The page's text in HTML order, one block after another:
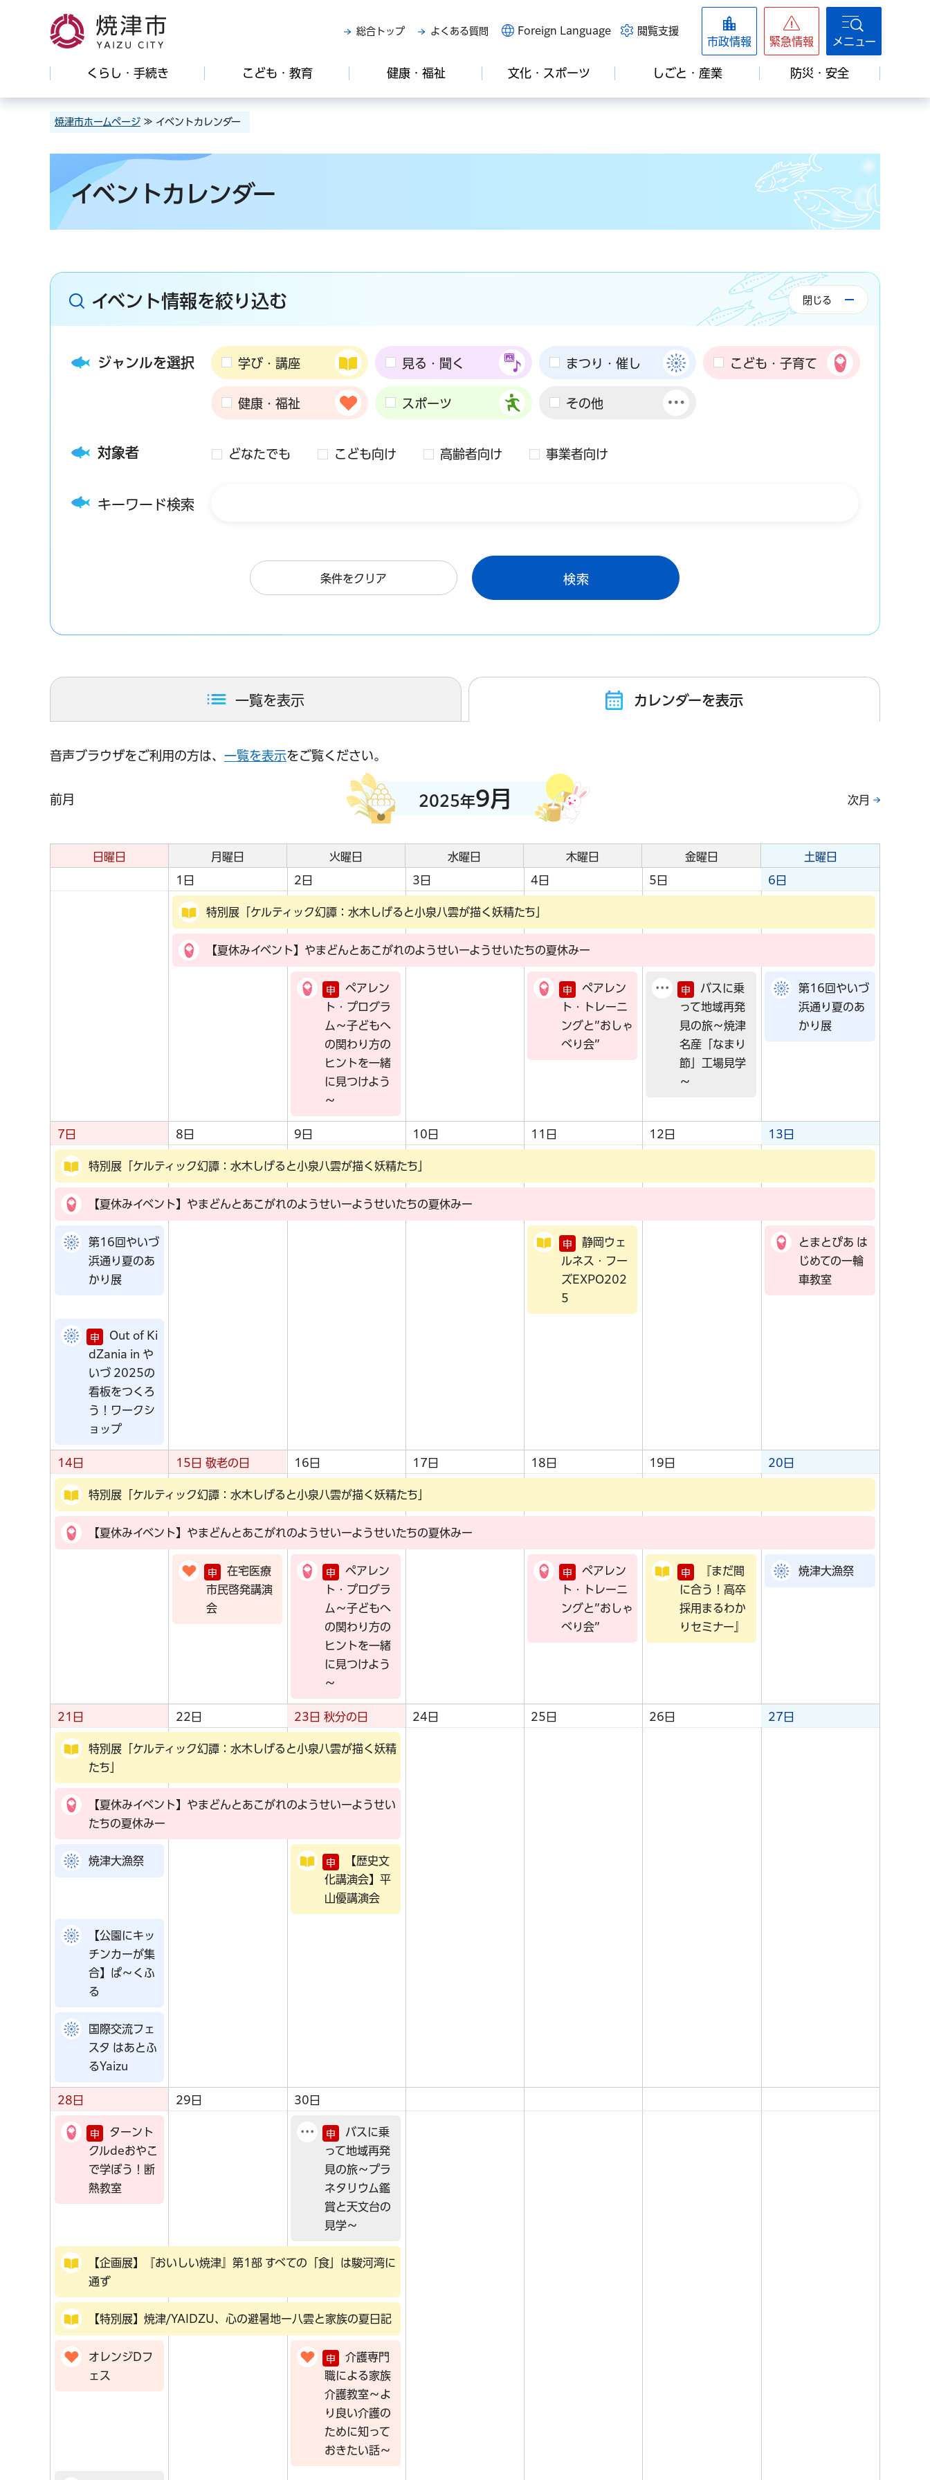
焼津市
総合トップ よくある質問 Foreign Language 閲覧支援
市政情報 緊急情報 メニュー
くらし・手続き こども・教育 健康・福祉 文化・スポーツ しごと・産業 防災・安全
焼津市ホームページ ≫ イベントカレンダー
イベントカレンダー
イベント情報を絞り込む 閉じる
ジャンルを選択 学び・講座 見る・聞く まつり・催し こども・子育て
健康・福祉 スポーツ その他
対象者 どなたでも こども向け 高齢者向け 事業者向け
キーワード検索
条件をクリア
一覧を表示 カレンダーを表示
音声ブラウザをご利用の方は、 一覧を表示をご覧ください。
2025年9月
前月 次月
日曜日 月曜日 火曜日 水曜日 木曜日 金曜日 土曜日
1日 2日 3日 4日 5日 6日
特別展「ケルティック幻譚：水木しげると小泉八雲が描く妖精たち」
【夏休みイベント】やまどんとあこがれのようせいーようせいたちの夏休みー
申
ペアレン
ト・プログラ
ム～子どもへ
の関わり方の
ヒントを一緒
に見つけよう
～
申
ペアレン
ト・トレーニ
ングと”おしゃ
べり会”
申
バスに乗
って地域再発
見の旅～焼津
名産「なまり
節」工場見学
～
第16回やいづ
浜通り夏のあ
かり展
7日 8日 9日 10日 11日 12日 13日
特別展「ケルティック幻譚：水木しげると小泉八雲が描く妖精たち」
【夏休みイベント】やまどんとあこがれのようせいーようせいたちの夏休みー
第16回やいづ
浜通り夏のあ
かり展
申
静岡ウェ
ルネス・フー
ズEXPO202
5
とまとぴあ は
じめての一輪
車教室
申
Out of Ki
dZania in や
いづ 2025の
看板をつくろ
う！ワークシ
ョップ
14日 15日 敬老の日 16日 17日 18日 19日 20日
特別展「ケルティック幻譚：水木しげると小泉八雲が描く妖精たち」
【夏休みイベント】やまどんとあこがれのようせいーようせいたちの夏休みー
申
在宅医療
市民啓発講演
会
申
ペアレン
ト・プログラ
ム～子どもへ
の関わり方の
ヒントを一緒
に見つけよう
～
申
ペアレン
ト・トレーニ
ングと”おしゃ
べり会”
申
『まだ間
に合う！高卒
採用まるわか
りセミナー』
焼津大漁祭
21日 22日 23日 秋分の日 24日 25日 26日 27日
特別展「ケルティック幻譚：水木しげると小泉八雲が描く妖精
たち」
【夏休みイベント】やまどんとあこがれのようせいーようせい
たちの夏休みー
焼津大漁祭 申
【歴史文
化講演会】平
山優講演会
【公園にキッ
チンカーが集
合】ぱ～くふ
る
国際交流フェ
スタ はあとふ
るYaizu
28日 29日 30日
申
ターント
クルdeおやこ
で学ぼう！断
熱教室
申
バスに乗
って地域再発
見の旅～プラ
ネタリウム鑑
賞と天文台の
見学～
【企画展】『おいしい焼津』第1部 すべての「食」は駿河湾に
通ず
【特別展】焼津/YAIDZU、心の避暑地ー八雲と家族の夏日記
オレンジDフ
ェス
申
介護専門
職による家族
介護教室～よ
り良い介護の
ために知って
おきたい話～